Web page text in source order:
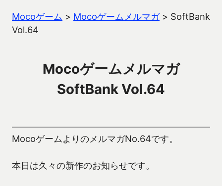
Mocoゲーム > Mocoゲームメルマガ> SoftBank
Vol.64
Mocoゲームメルマガ
SoftBank Vol.64
MocoゲームよりのメルマガNo.64です。
本日は久々の新作のお知らせです。